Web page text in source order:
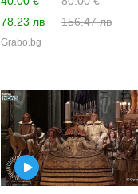
78.23 лв
156.47 лв
Grabo.bg